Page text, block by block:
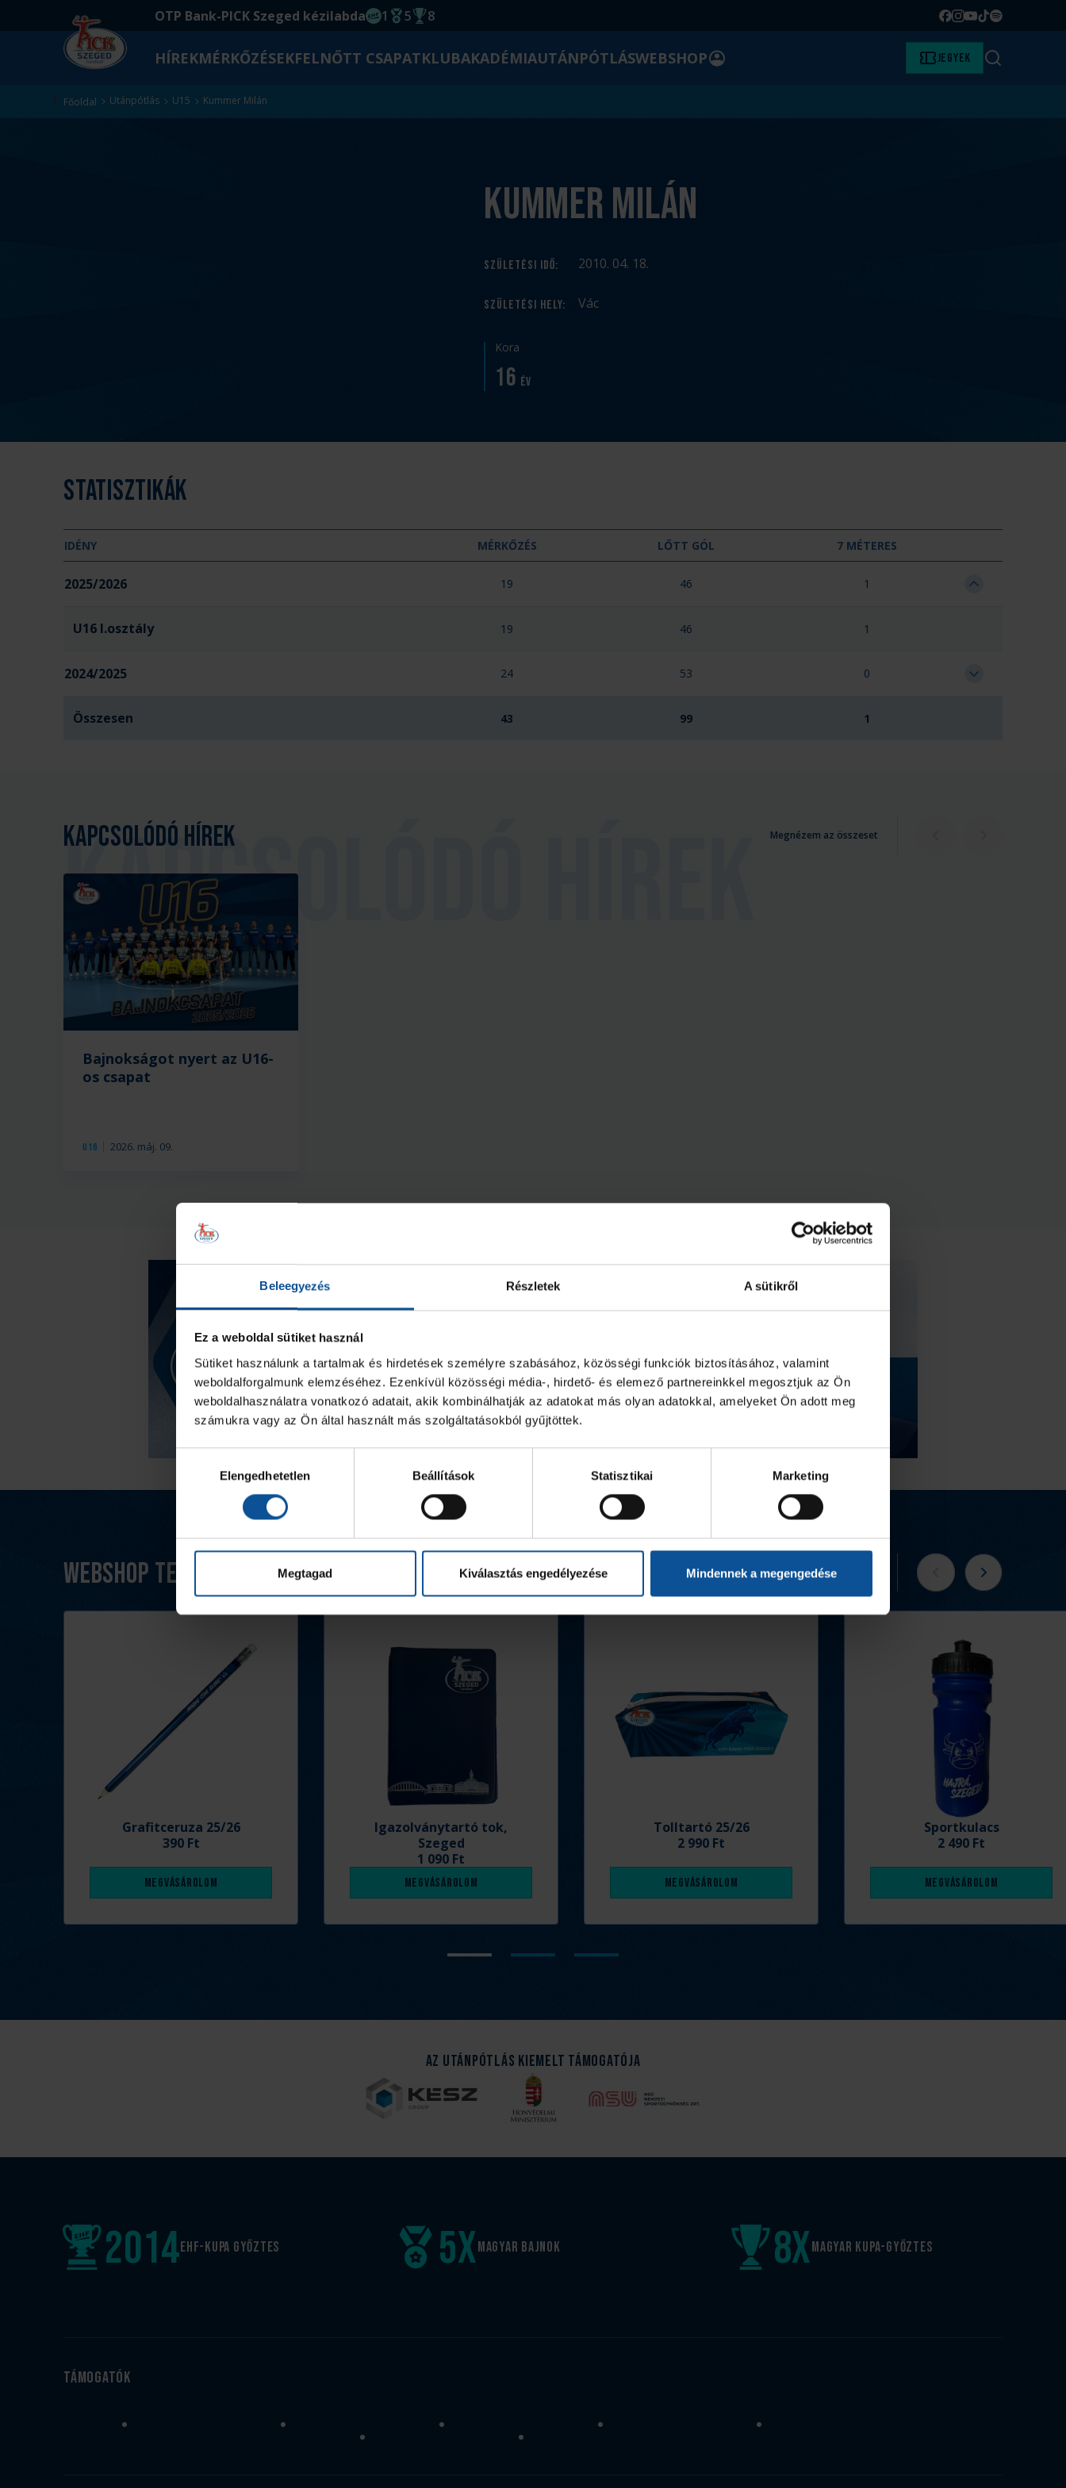
Beleegyezés Részletek A sütikről
Ez a weboldal sütiket használ
Sütiket használunk a tartalmak és hirdetések személyre szabásához, közösségi funkciók biztosításához, valamint
weboldalforgalmunk elemzéséhez. Ezenkívül közösségi média-, hirdető- és elemező partnereinkkel megosztjuk az Ön
weboldalhasználatra vonatkozó adatait, akik kombinálhatják az adatokat más olyan adatokkal, amelyeket Ön adott meg
számukra vagy az Ön által használt más szolgáltatásokból gyűjtöttek.
kiválasztásaElengedhetetlen Beállítások Statisztikai Marketing
Megtagad Kiválasztás engedélyezése Mindennek a megengedése
OTP Bank-PICK Szeged kézilabda
EHF kupagyőzelem 2014
1
Magyar Bajnoki cím
5
Magyar-Kupa győzelem
8 Facebook
Instagram
YouTube
TikTok
Spotify
HÍREKMÉRKŐZÉSEKFELNŐTT CSAPATKLUBAKADÉMIAUTÁNPÓTLÁSWEBSHOPBELÉPÉS Jegyek Keresés
Főoldal Utánpótlás U15 Kummer Milán
Kummer Milán
SZÜLETÉSI IDŐ: 2010. 04. 18.
SZÜLETÉSI HELY: Vác
Kora
16 év
Statisztikák
IDÉNY MÉRKŐZÉS LŐTT GÓL 7 MÉTERES
2025/2026 19 46 1
U16 I.osztály 19 46 1
2024/2025 24 53 0
Összesen 43 99 1
Kapcsolódó hírek Megnézem az összeset
U16 2026. máj. 09.
Bajnokságot nyert az U16-
os csapat
Webshop termékek Tovább a webshopra
Grafitceruza 25/26
390 Ft
Megvásárolom
Igazolványtartó tok,
Szeged
1 090 Ft
Megvásárolom
Tolltartó 25/26
2 990 Ft
Megvásárolom
Sportkulacs
2 490 Ft
Megvásárolom
Az Utánpótlás kiemelt támogatója
EHF-Kupa győztes
2014 Magyar bajnok
5x Magyar kupa-győztes
8x
Támogatók